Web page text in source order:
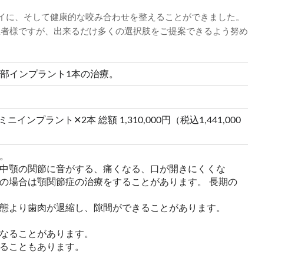
、そして健康的な咬み合わせを整えることができました。
様ですが、出来るだけ多くの選択肢をご提案できるよう努め
インプラント1本の治療。
ニインプラント✕2本 総額 1,310,000円（税込1,441,000
顎の関節に音がする、痛くなる、口が開きにくくな
場合は顎関節症の治療をすることがあります。 長期の
り歯肉が退縮し、隙間ができることがあります。
ることがあります。
こともあります。